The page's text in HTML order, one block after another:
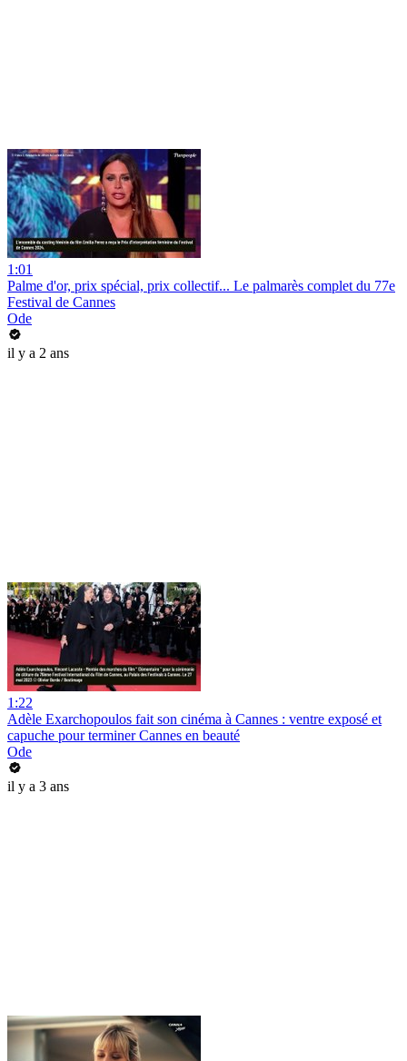
1:01
Palme d'or, prix spécial, prix collectif... Le palmarès complet du 77e
Festival de Cannes
Ode
il y a 2 ans
1:22
Adèle Exarchopoulos fait son cinéma à Cannes : ventre exposé et
capuche pour terminer Cannes en beauté
Ode
il y a 3 ans